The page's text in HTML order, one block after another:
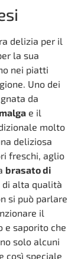
delizia per il
la sua
nei piatti
Uno dei
da
e il
molto
deliziosa
freschi, aglio
brasato di
di alta qualità
si può parlare
il
e saporito che
solo alcuni
così speciale